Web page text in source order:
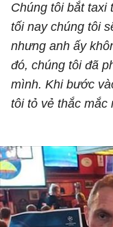
Chúng tôi bắt taxi
tối nay chúng tôi
nhưng anh ấy
đó, chúng tôi đã
mình. Khi bước
tôi tỏ vẻ thắc mắc